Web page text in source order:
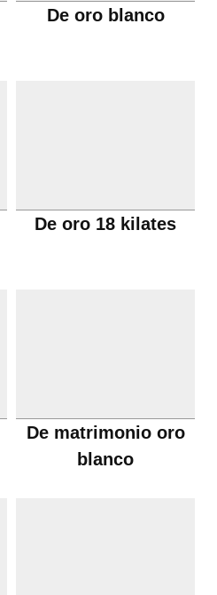
De oro blanco
De oro 18 kilates
De matrimonio oro
blanco